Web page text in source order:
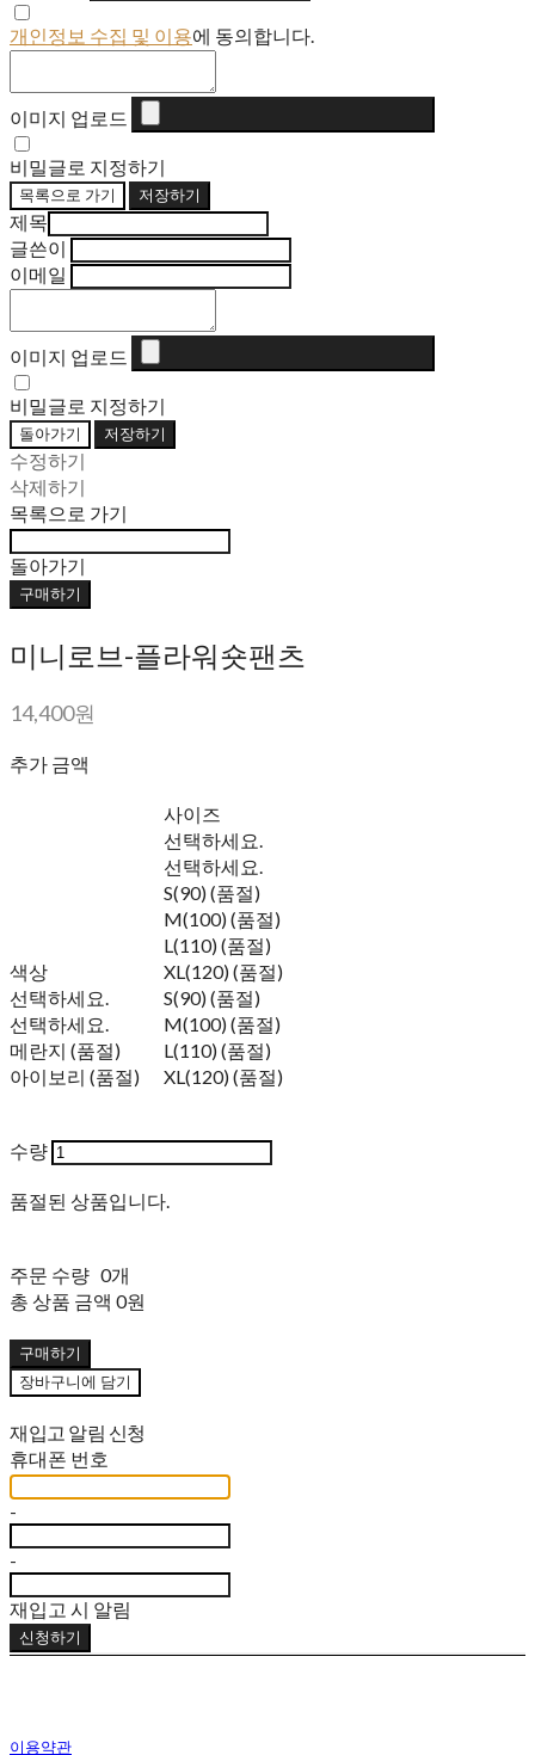
개인정보 수집 및 이용에 동의합니다.
이미지 업로드
비밀글로 지정하기
목록으로 가기 저장하기
제목
글쓴이
이메일
이미지 업로드
비밀글로 지정하기
돌아가기 저장하기
수정하기
삭제하기
목록으로 가기
돌아가기
구매하기
미니로브-플라워숏팬츠
14,400원
추가 금액
색상
선택하세요.
선택하세요.
메란지 (품절)
아이보리 (품절)
사이즈
선택하세요.
선택하세요.
S(90) (품절)
M(100) (품절)
L(110) (품절)
XL(120) (품절)
S(90) (품절)
M(100) (품절)
L(110) (품절)
XL(120) (품절)
수량
품절된 상품입니다.
주문 수량 0개
총 상품 금액 0원
구매하기
장바구니에 담기
재입고 알림 신청
휴대폰 번호
-
-
재입고 시 알림
신청하기
이용약관